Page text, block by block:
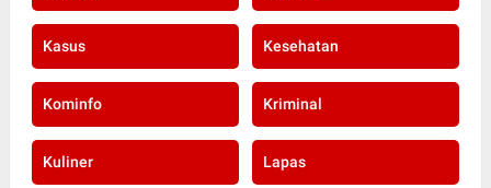
Kasus Kesehatan
Kominfo Kriminal
Kuliner Lapas